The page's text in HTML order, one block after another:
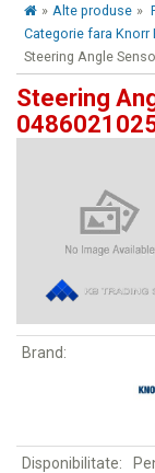
» Alte produse »
Categorie fara Knorr
Steering Angle
Steering
Brand:
Disponibilitate: